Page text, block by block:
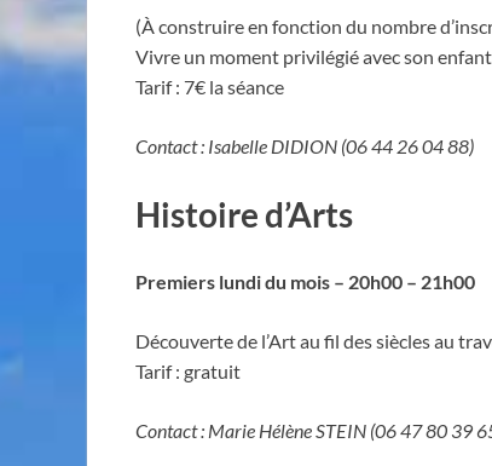
(À construire en fonction du nombre
Vivre un moment privilégié avec son
Tarif : 7€ la séance
Contact : Isabelle DIDION (06 44 26 04 88)
Histoire d’Arts
Premiers lundi du mois – 20h00 – 21h00
Découverte de l’Art au fil des siècles au
Tarif : gratuit
Contact : Marie Hélène STEIN (06 47 80 39